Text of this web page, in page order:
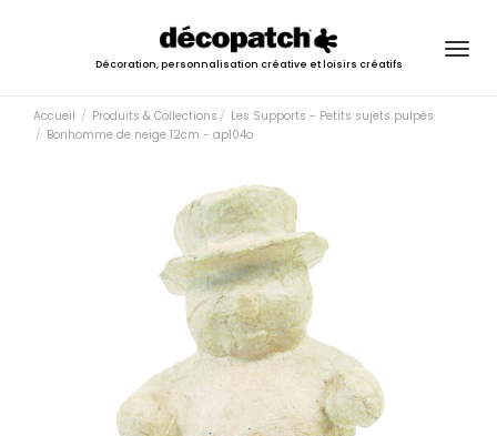
Décoration, personnalisation créative et loisirs créatifs
Accueil Produits & Collections
Les Supports - Petits sujets pulpés
Bonhomme de neige 12cm - ap104o